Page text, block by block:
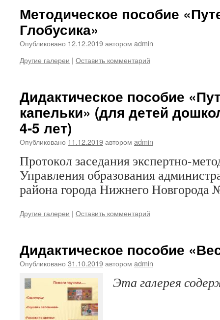
Методическое пособие
Глобусика»
Опубликовано 12.12.2019автором admin
Другие галереи | Оставить комментарий
Дидактическое пособие
капельки» (для детей
4-5 лет)
Опубликовано 11.12.2019автором admin
Протокол заседания экспертно-
Управления образования
района города Нижнего Новгорода
Другие галереи | Оставить комментарий
Дидактическое пособие
Опубликовано 31.10.2019автором admin
Эта галерея